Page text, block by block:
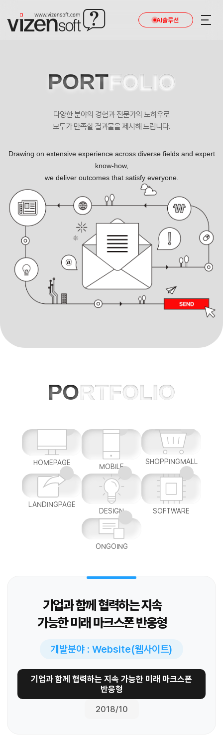
AI솔루션
기업과 함께 협력하는 지속 가능한 미래 마크스폰 반응형 포트폴리오
PORTFOLIO
다양한 분야의 경험과 전문가의 노하우로
모두가 만족할 결과물을 제시해 드립니다.
Drawing on extensive experience across diverse fields and expert
know-how,
we deliver outcomes that satisfy everyone.
PORTFOLIO
HOMEPAGE MOBILE
SHOPPINGMALL
LANDINGPAGE
DESIGN
SOFTWARE
ONGOING
기업과 함께 협력하는 지속
가능한 미래 마크스폰 반응형
개발분야 : Website(웹사이트)
기업과 함께 협력하는 지속 가능한 미래 마크스폰
반응형
2018/10